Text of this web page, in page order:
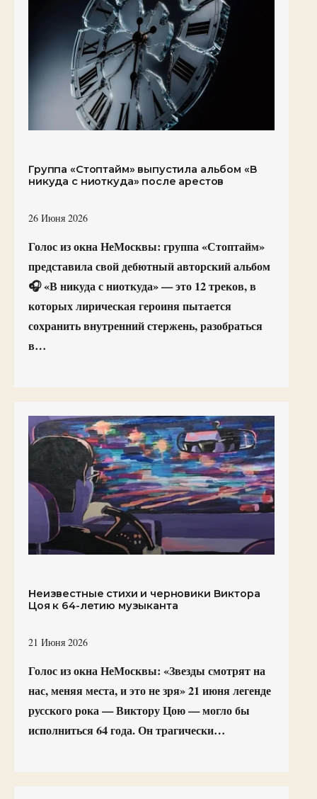
Группа «Стоптайм» выпустила альбом «В
никуда с ниоткуда» после арестов
26 Июня 2026
Голос из окна НеМосквы: группа «Стоптайм»
представила свой дебютный авторский альбом
🎧 «В никуда с ниоткуда» — это 12 треков, в
которых лирическая героиня пытается
сохранить внутренний стержень, разобраться
в…
Неизвестные стихи и черновики Виктора
Цоя к 64-летию музыканта
21 Июня 2026
Голос из окна НеМосквы: «Звезды смотрят на
нас, меняя места, и это не зря» 21 июня легенде
русского рока — Виктору Цою — могло бы
исполниться 64 года. Он трагически…